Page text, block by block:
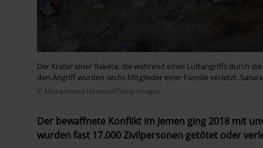
Der Krater einer Rakete, die während eines Luftangriffs durch
den Angriff wurden sechs Mitglieder einer Familie verletzt.
© Mohammed Hamoud/Getty Images
Der bewaffnete Konflikt im Jemen ging 2018 mit
wurden fast 17.000 Zivilpersonen getötet oder